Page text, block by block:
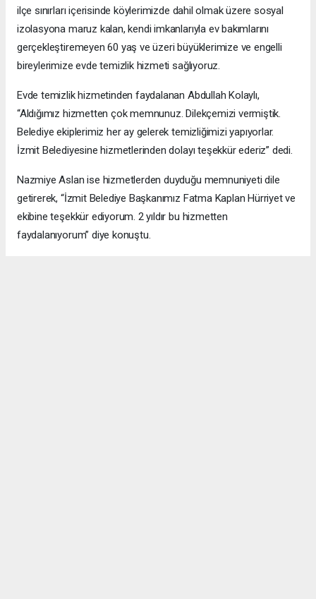
ilçe sınırları içerisinde köylerimizde dahil olmak üzere sosyal
izolasyona maruz kalan, kendi imkanlarıyla ev bakımlarını
gerçekleştiremeyen 60 yaş ve üzeri büyüklerimize ve engelli
bireylerimize evde temizlik hizmeti sağlıyoruz.
Evde temizlik hizmetinden faydalanan Abdullah Kolaylı,
“Aldığımız hizmetten çok memnunuz. Dilekçemizi vermiştik.
Belediye ekiplerimiz her ay gelerek temizliğimizi yapıyorlar.
İzmit Belediyesine hizmetlerinden dolayı teşekkür ederiz” dedi.
Nazmiye Aslan ise hizmetlerden duyduğu memnuniyeti dile
getirerek, “İzmit Belediye Başkanımız Fatma Kaplan Hürriyet ve
ekibine teşekkür ediyorum. 2 yıldır bu hizmetten
faydalanıyorum” diye konuştu.